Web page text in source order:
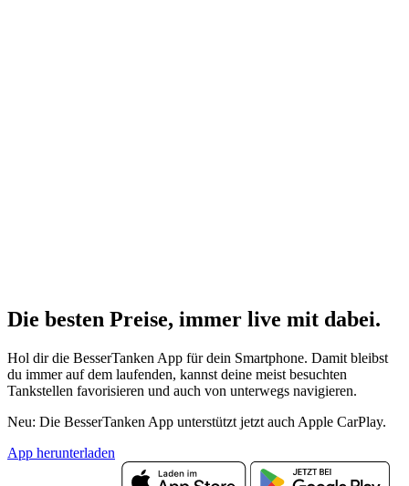
Die besten Preise, immer live mit dabei.
Hol dir die BesserTanken App für dein Smartphone. Damit bleibst
du immer auf dem laufenden, kannst deine meist besuchten
Tankstellen favorisieren und auch von unterwegs navigieren.
Neu: Die BesserTanken App unterstützt jetzt auch Apple CarPlay.
App herunterladen